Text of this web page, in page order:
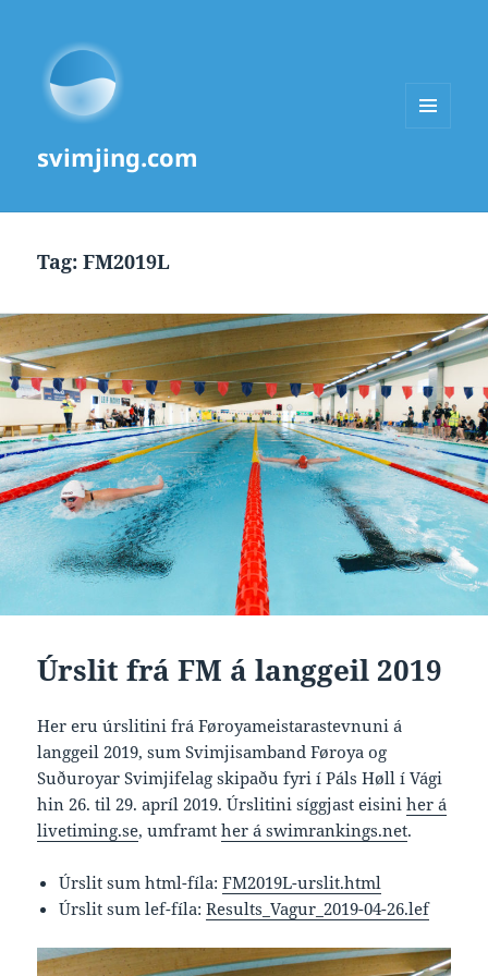
svimjing.com
Tag:FM2019L
Úrslit frá FM á langgeil 2019
Her eru úrslitini frá Føroyameistarastevnuni á
langgeil 2019, sum Svimjisamband Føroya og
Suðuroyar Svimjifelag skipaðu fyri í Páls Høll í Vági
hin 26. til 29. apríl 2019. Úrslitini síggjast eisiniher á
livetiming.se, umframther á swimrankings.net.
Úrslit sum html-fíla:FM2019L-urslit.html
Úrslit sum lef-fíla:Results_Vagur_2019-04-26.lef